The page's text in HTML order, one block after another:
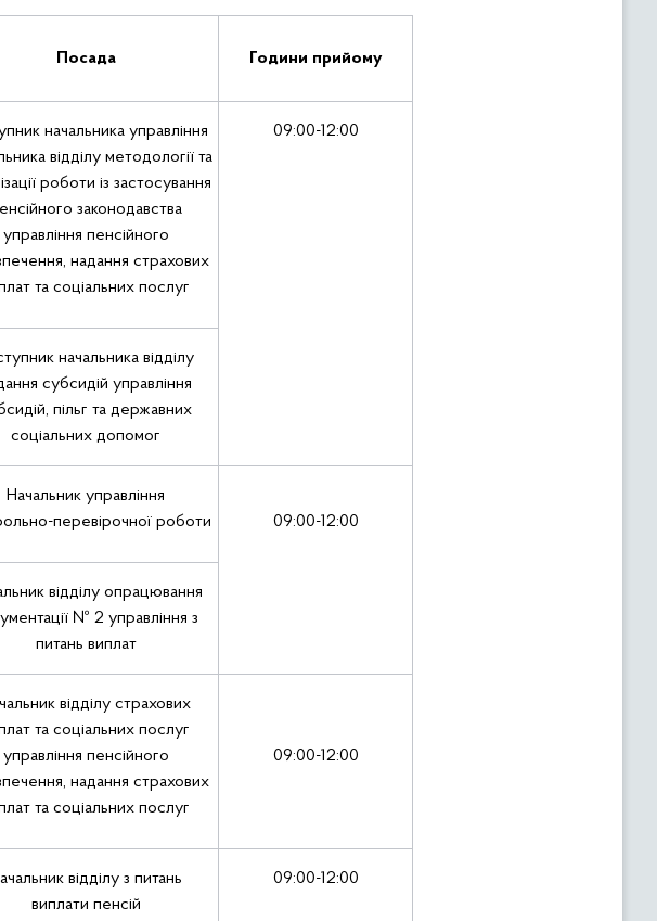
Посада Години прийому
начальника управління
відділу методології та
роботи із застосування
законодавства
управління пенсійного
надання страхових
та соціальних послуг
09:00-12:00
начальника відділу
субсидій управління
пільг та державних
соціальних допомог
Начальник управління
перевірочної роботи
09:00-12:00
відділу опрацювання
№ 2 управління з
питань виплат
відділу страхових
та соціальних послуг
управління пенсійного
надання страхових
та соціальних послуг
09:00-12:00
відділу з питань
виплати пенсій
09:00-12:00